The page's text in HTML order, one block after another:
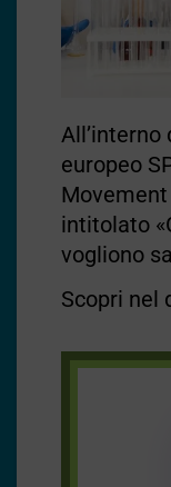
europeo
intitolato
vogliono
Scopri nel